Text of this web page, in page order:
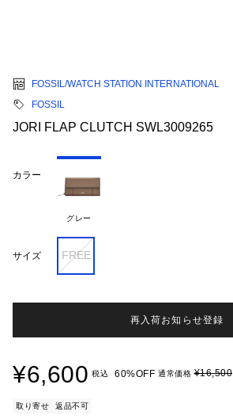
FOSSIL/WATCH STATION INTERNATIONAL
FOSSIL
JORI FLAP CLUTCH SWL3009265
カラー
グレー
サイズ FREE
再入荷お知らせ登録
¥6,600 税込 60%OFF 通常価格¥16,500
取り寄せ 返品不可